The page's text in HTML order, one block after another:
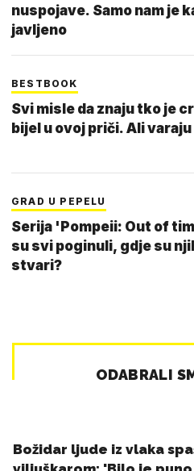
nuspojave. Samo nam je
javljeno
BESTBOOK
Svi misle da znaju tko je
bijel u ovoj priči. Ali
GRAD U PEPELU
Serija 'Pompeii: Out of
su svi poginuli, gdje su
stvari?